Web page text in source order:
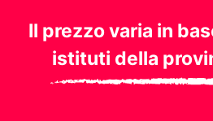
Il prezzo varia in
istituti della